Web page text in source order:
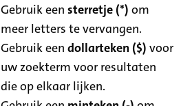
Gebruik eensterretje (*) om
meer letters te vervangen.
Gebruik eendollarteken ($) voor
uw zoekterm voor resultaten
die op elkaar lijken.